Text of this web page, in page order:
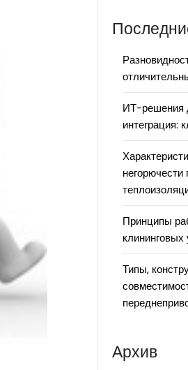
ИТ-решения
интеграция:
Принципы
клининговых
Типы,
Архив